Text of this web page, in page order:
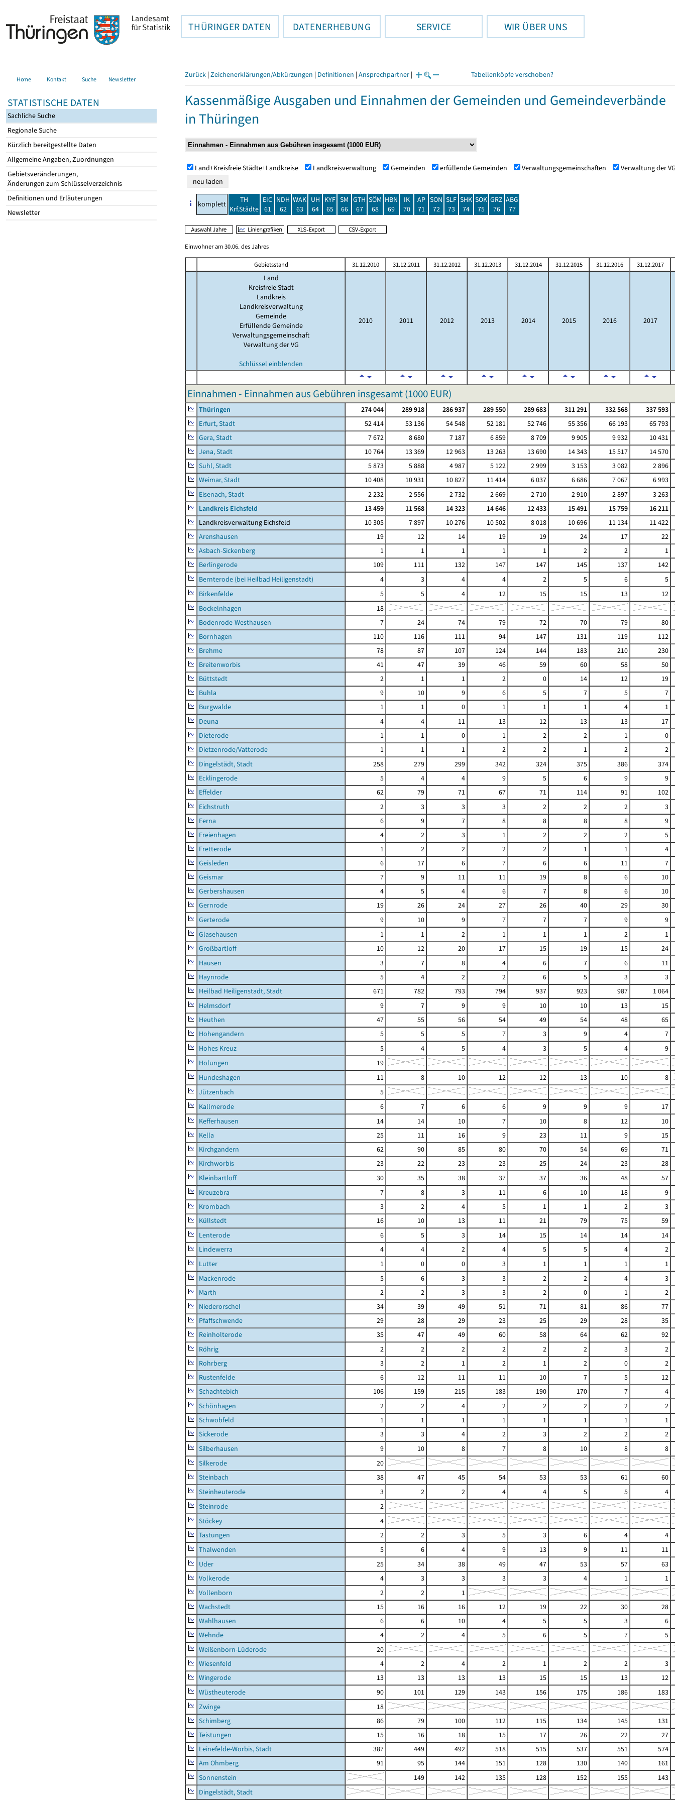
THÜRINGER DATEN DATENERHEBUNG SERVICE WIR ÜBER UNS
Home Kontakt Suche Newsletter
STATISTISCHE DATEN
Sachliche Suche
Regionale Suche
Kürzlich bereitgestellte Daten
Allgemeine Angaben, Zuordnungen
Gebietsveränderungen,
Änderungen zum Schlüsselverzeichnis
Definitionen und Erläuterungen
Newsletter
Zurück | Zeichenerklärungen/Abkürzungen | Definitionen | Ansprechpartner | Tabellenköpfe verschoben?
Kassenmäßige Ausgaben und Einnahmen der Gemeinden und Gemeindeverbände
in Thüringen
Land+Kreisfreie Städte+Landkreise Landkreisverwaltung Gemeinden erfüllende Gemeinden Verwaltungsgemeinschaften Verwaltung der
komplett
TH
Krf.Städte
EIC
61
NDH
62
WAK
63
UH
64
KYF
65
SM
66
GTH
67
SÖM
68
HBN
69
IK
70
AP
71
SON
72
SLF
73
SHK
74
SOK
75
GRZ
76
ABG
77
Einwohner am 30.06. des Jahres
Gebietsstand 31.12.2010 31.12.2011 31.12.2012 31.12.2013 31.12.2014 31.12.2015 31.12.2016 31.12.2017
Land
Kreisfreie Stadt
Landkreis
Landkreisverwaltung
Gemeinde
Erfüllende Gemeinde
Verwaltungsgemeinschaft
Verwaltung der VG
Schlüssel einblenden
2010 2011 2012 2013 2014 2015 2016 2017
Einnahmen - Einnahmen aus Gebühren insgesamt (1000 EUR)
Thüringen 274 044 289 918 286 937 289 550 289 683 311 291 332 568
337 593
Erfurt, Stadt
52 414 53 136 54 548 52 181 52 746 55 356 66 193
65 793
Gera, Stadt
7 672 8 680 7 187 6 859 8 709 9 905 9 932
10 431
Jena, Stadt
10 764 13 369 12 963 13 263 13 690 14 343 15 517
14 570
Suhl, Stadt
5 873 5 888 4 987 5 122 2 999 3 153 3 082
2 896
Weimar, Stadt
10 408 10 931 10 827 11 414 6 037 6 686 7 067
6 993
Eisenach, Stadt
2 232 2 556 2 732 2 669 2 710 2 910 2 897
3 263
Landkreis Eichsfeld
13 459 11 568 14 323 14 646 12 433 15 491 15 759
16 211
Landkreisverwaltung Eichsfeld
10 305 7 897 10 276 10 502 8 018 10 696 11 134
11 422
Arenshausen
19 12 14 19 19 24 17
22
Asbach-Sickenberg
1 1 1 1 1 2 2
1
Berlingerode
109 111 132 147 147 145 137
142
Bernterode (bei Heilbad Heiligenstadt)
4 3 4 4 2 5 6
5
Birkenfelde
5 5 4 12 15 15 13
12
Bockelnhagen
18
Bodenrode-Westhausen
7 24 74 79 72 70 79
80
Bornhagen
110 116 111 94 147 131 119
112
Brehme
78 87 107 124 144 183 210
230
Breitenworbis
41 47 39 46 59 60 58
50
Büttstedt
2 1 1 2 0 14 12
19
Buhla
9 10 9 6 5 7 5
7
Burgwalde
1 1 0 1 1 1 4
1
Deuna
4 4 11 13 12 13 13
17
Dieterode
1 1 0 1 2 2 1
0
Dietzenrode/Vatterode
1 1 1 2 2 1 2
2
Dingelstädt, Stadt
258 279 299 342 324 375 386
374
Ecklingerode
5 4 4 9 5 6 9
9
Effelder
62 79 71 67 71 114 91
102
Eichstruth
2 3 3 3 2 2 2
3
Ferna
6 9 7 8 8 8 8
9
Freienhagen
4 2 3 1 2 2 2
5
Fretterode
1 2 2 2 2 1 1
4
Geisleden
6 17 6 7 6 6 11
7
Geismar
7 9 11 11 19 8 6
10
Gerbershausen
4 5 4 6 7 8 6
10
Gernrode
19 26 24 27 26 40 29
30
Gerterode
9 10 9 7 7 7 9
9
Glasehausen
1 1 2 1 1 1 2
1
Großbartloff
10 12 20 17 15 19 15
24
Hausen
3 7 8 4 6 7 6
11
Haynrode
5 4 2 2 6 5 3
3
Heilbad Heiligenstadt, Stadt
671 782 793 794 937 923 987
1 064
Helmsdorf
9 7 9 9 10 10 13
15
Heuthen
47 55 56 54 49 54 48
65
Hohengandern
5 5 5 7 3 9 4
7
Hohes Kreuz
5 4 5 4 3 5 4
9
Holungen
19
Hundeshagen
11 8 10 12 12 13 10
8
Jützenbach
5
Kallmerode
6 7 6 6 9 9 9
17
Kefferhausen
14 14 10 7 10 8 12
10
Kella
25 11 16 9 23 11 9
15
Kirchgandern
62 90 85 80 70 54 69
71
Kirchworbis
23 22 23 23 25 24 23
28
Kleinbartloff
30 35 38 37 37 36 48
57
Kreuzebra
7 8 3 11 6 10 18
9
Krombach
3 2 4 5 1 1 2
3
Küllstedt
16 10 13 11 21 79 75
59
Lenterode
6 5 3 14 15 14 14
14
Lindewerra
4 4 2 4 5 5 4
2
Lutter
1 0 0 3 1 1 1
1
Mackenrode
5 6 3 3 2 2 4
3
Marth
2 2 3 3 2 0 1
2
Niederorschel
34 39 49 51 71 81 86
77
Pfaffschwende
29 28 29 23 25 29 28
35
Reinholterode
35 47 49 60 58 64 62
92
Röhrig
2 2 2 2 2 2 3
2
Rohrberg
3 2 1 2 1 2 0
2
Rustenfelde
6 12 11 11 10 7 5
12
Schachtebich
106 159 215 183 190 170 7
4
Schönhagen
2 2 4 2 2 2 2
2
Schwobfeld
1 1 1 1 1 1 1
1
Sickerode
3 3 4 2 3 2 2
2
Silberhausen
9 10 8 7 8 10 8
8
Silkerode
20
Steinbach
38 47 45 54 53 53 61
60
Steinheuterode
3 2 2 4 4 5 5
4
Steinrode
2
Stöckey
4
Tastungen
2 2 3 5 3 6 4
4
Thalwenden
5 6 4 9 13 9 11
11
Uder
25 34 38 49 47 53 57
63
Volkerode
4 3 3 3 3 4 1
1
Vollenborn
2 2
1
Wachstedt
15 16 16 12 19 22 30
28
Wahlhausen
6 6 10 4 5 5 3
6
Wehnde
4 2 4 5 6 5 7
5
Weißenborn-Lüderode
20
Wiesenfeld
4 2 4 2 1 2 2
3
Wingerode
13 13 13 13 15 15 13
12
Wüstheuterode
90 101 129 143 156 175 186
183
Zwinge
18
Schimberg
86 79 100 112 115 134 145
131
Teistungen
15 16 18 15 17 26 22
27
Leinefelde-Worbis, Stadt
387 449 492 518 515 537 551
574
Am Ohmberg
91 95 144 151 128 130 140
161
Sonnenstein
149 142 135 128 152 155
143
Dingelstädt, Stadt